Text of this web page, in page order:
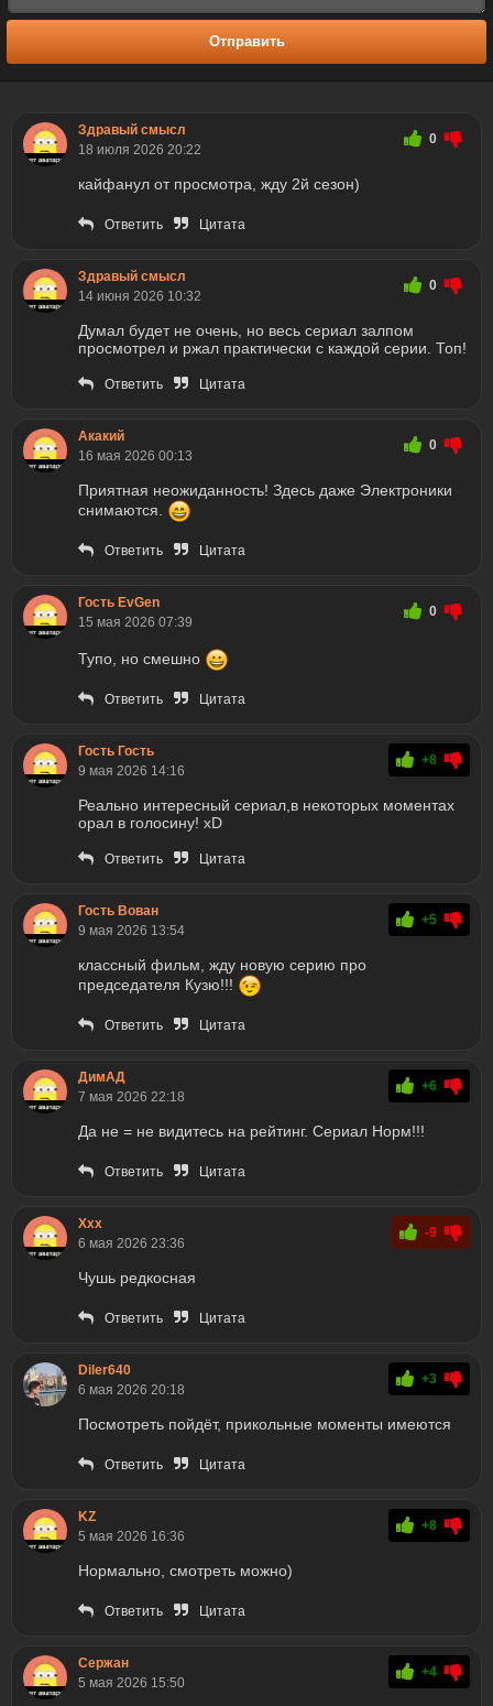
Отправить
Здравый смысл
18 июля 2026 20:22
0
кайфанул от просмотра, жду 2й сезон)
Ответить Цитата
Здравый смысл
14 июня 2026 10:32
0
Думал будет не очень, но весь сериал залпом
просмотрел и ржал практически с каждой серии. Топ!
Ответить Цитата
Акакий
16 мая 2026 00:13
0
Приятная неожиданность! Здесь даже Электроники
снимаются.
Ответить Цитата
Гость EvGen
15 мая 2026 07:39
0
Тупо, но смешно
Ответить Цитата
Гость Гость
9 мая 2026 14:16
+8
Реально интересный сериал,в некоторых моментах
орал в голосину! xD
Ответить Цитата
Гость Вован
9 мая 2026 13:54
+5
классный фильм, жду новую серию про
председателя Кузю!!!
Ответить Цитата
ДимАД
7 мая 2026 22:18
+6
Да не = не видитесь на рейтинг. Сериал Норм!!!
Ответить Цитата
Ххх
6 мая 2026 23:36
-9
Чушь редкосная
Ответить Цитата
Diler640
6 мая 2026 20:18
+3
Посмотреть пойдёт, прикольные моменты имеются
Ответить Цитата
KZ
5 мая 2026 16:36
+8
Нормально, смотреть можно)
Ответить Цитата
Сержан
5 мая 2026 15:50
+4